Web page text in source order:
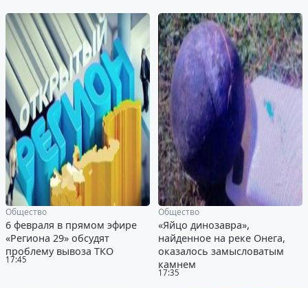
17:45
Общество
6 февраля в прямом эфире
«Региона 29» обсудят
проблему вывоза ТКО
17:35
Общество
«Яйцо динозавра»,
найденное на реке Онега,
оказалось замысловатым
камнем